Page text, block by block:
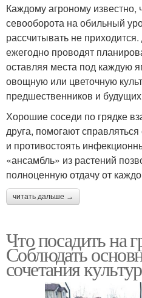
Каждому агроному
севооборота на обильный
рассчитывать не
ежегодно проводят
оставляя места под каждую
овощную или цветочную
предшественников и
Хорошие соседи по грядке
друга, помогают
и противостоять
«ансамбль» из растений
полноценную отдачу от
читать дальше →
Что посадить на
Соблюдать
сочетания культур